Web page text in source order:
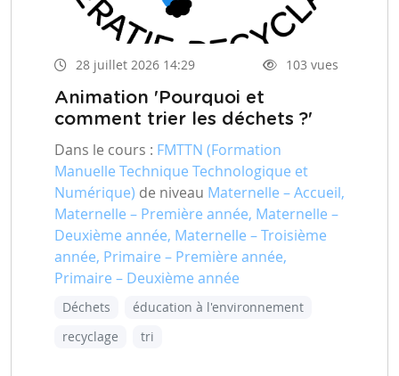
28 juillet 2026 14:29 103 vues
Animation 'Pourquoi et
comment trier les déchets ?'
Dans le cours : FMTTN (Formation
Manuelle Technique Technologique et
Numérique) de niveau Maternelle – Accueil,
Maternelle – Première année, Maternelle –
Deuxième année, Maternelle – Troisième
année, Primaire – Première année,
Primaire – Deuxième année
Déchets
éducation à l'environnement
recyclage
tri